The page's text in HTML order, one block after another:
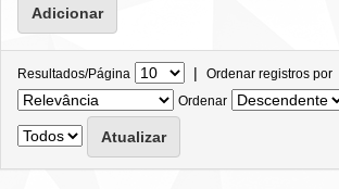
Resultados/Página | Ordenar registros por
Ordenar